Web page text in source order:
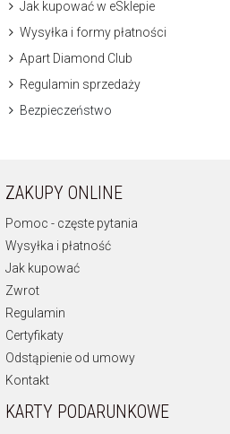
Jak kupować w eSklepie
Wysyłka i formy płatności
Apart Diamond Club
Regulamin sprzedaży
Bezpieczeństwo
ZAKUPY ONLINE
Pomoc - częste pytania
Wysyłka i płatność
Jak kupować
Zwrot
Regulamin
Certyfikaty
Odstąpienie od umowy
Kontakt
KARTY PODARUNKOWE